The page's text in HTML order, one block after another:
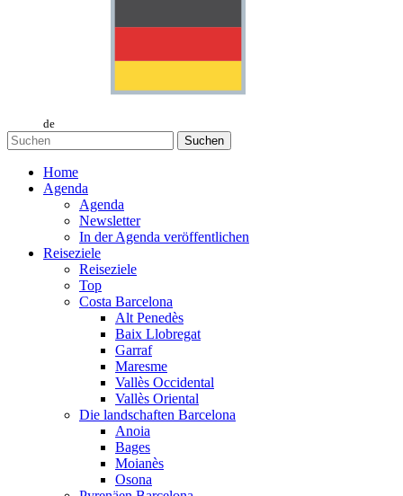
de
Suchen
Home
Agenda
Agenda
Newsletter
In der Agenda veröffentlichen
Reiseziele
Reiseziele
Top
Costa Barcelona
Alt Penedès
Baix Llobregat
Garraf
Maresme
Vallès Occidental
Vallès Oriental
Die landschaften Barcelona
Anoia
Bages
Moianès
Osona